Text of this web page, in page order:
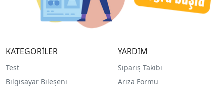
KATEGORİLER
Test
Bilgisayar Bileşeni
YARDIM
Sipariş Takibi
Arıza Formu